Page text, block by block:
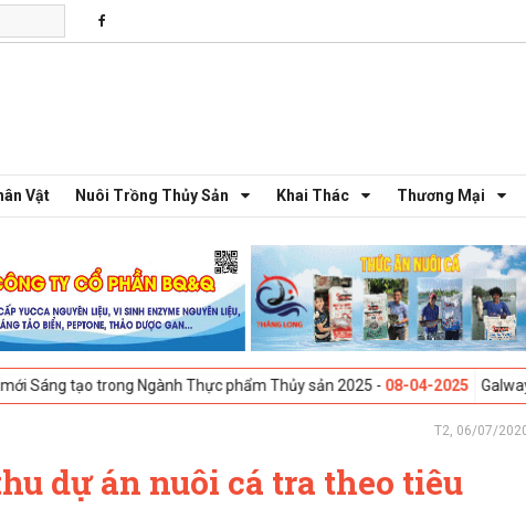
Vật Nuôi Trồng Thủy Sản Khai Thác Thương Mại
trong Ngành Thực phẩm Thủy sản 2025 -08-04-2025 Galway, Ireland -
T2, 06/07/
dự án nuôi cá tra theo tiêu